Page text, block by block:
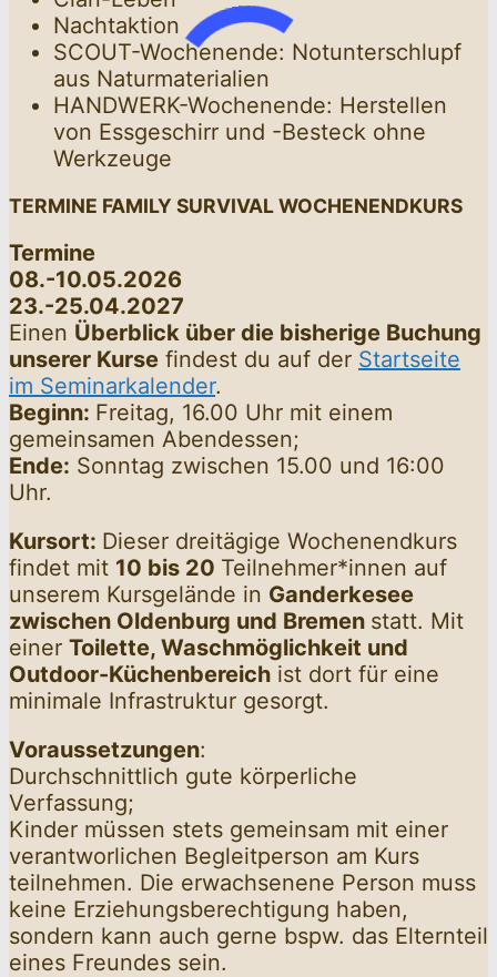
Nachtaktion
SCOUT-Wochenende: Notunterschlupf
aus Naturmaterialien
HANDWERK-Wochenende: Herstellen
von Essgeschirr und -Besteck ohne
Werkzeuge
TERMINE FAMILY SURVIVAL WOCHENENDKURS
Termine
08.-10.05.2026
23.-25.04.2027
Einen Überblick über die bisherige Buchung
unserer Kurse findest du auf der Startseite
im Seminarkalender.
Beginn: Freitag, 16.00 Uhr mit einem
gemeinsamen Abendessen;
Ende: Sonntag zwischen 15.00 und 16:00
Uhr.
Kursort: Dieser dreitägige Wochenendkurs
findet mit 10 bis 20 Teilnehmer*innen auf
unserem Kursgelände in Ganderkesee
zwischen Oldenburg und Bremen statt. Mit
einer Toilette, Waschmöglichkeit und
Outdoor-Küchenbereich ist dort für eine
minimale Infrastruktur gesorgt.
Voraussetzungen:
Durchschnittlich gute körperliche
Verfassung;
Kinder müssen stets gemeinsam mit einer
verantworlichen Begleitperson am Kurs
teilnehmen. Die erwachsenene Person muss
keine Erziehungsberechtigung haben,
sondern kann auch gerne bspw. das Elternteil
eines Freundes sein.